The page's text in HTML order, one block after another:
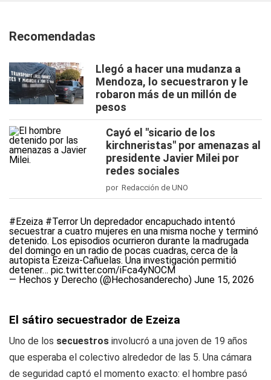
Recomendadas
Llegó a hacer una mudanza a
Mendoza, lo secuestraron y le
robaron más de un millón de
pesos
Cayó el "sicario de los
kirchneristas" por amenazas al
presidente Javier Milei por
redes sociales
por Redacción de UNO
#Ezeiza #Terror Un depredador encapuchado intentó
secuestrar a cuatro mujeres en una misma noche y terminó
detenido. Los episodios ocurrieron durante la madrugada
del domingo en un radio de pocas cuadras, cerca de la
autopista Ezeiza-Cañuelas. Una investigación permitió
detener… pic.twitter.com/iFca4yNOCM
— Hechos y Derecho (@Hechosanderecho) June 15, 2026
El sátiro secuestrador de Ezeiza
Uno de los secuestros involucró a una joven de 19 años
que esperaba el colectivo alrededor de las 5. Una cámara
de seguridad captó el momento exacto: el hombre pasó